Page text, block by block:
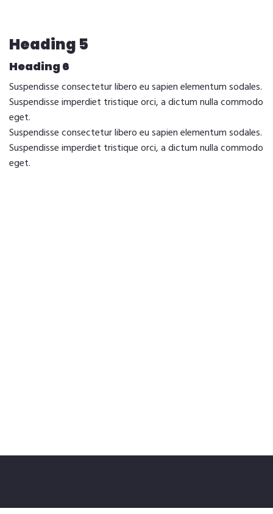
Heading 5
Heading 6
Suspendisse consectetur libero eu sapien elementum sodales.
Suspendisse imperdiet tristique orci, a dictum nulla commodo
eget.
Suspendisse consectetur libero eu sapien elementum sodales.
Suspendisse imperdiet tristique orci, a dictum nulla commodo
eget.